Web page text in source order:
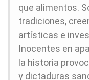
que alimentos.
tradiciones,
artísticas e
Inocentes en
la historia
y dictaduras